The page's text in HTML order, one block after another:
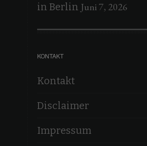
in Berlin Juni 7, 2026
KONTAKT
Kontakt
Disclaimer
Impressum